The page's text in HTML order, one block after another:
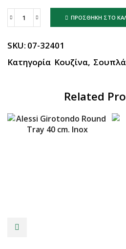
ΠΡΟΣΘΉΚΗ ΣΤΟ
SKU: 07-32401
Κατηγορία Κουζίνα,
Related